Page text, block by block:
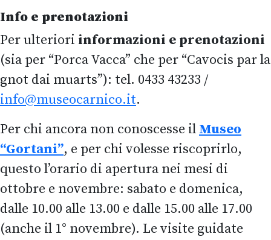
Info e prenotazioni
Per ulteriori informazioni e prenotazioni
(sia per “Porca Vacca” che per “Cavocis par la
gnot dai muarts”): tel. 0433 43233 /
info@museocarnico.it.
Per chi ancora non conoscesse il Museo
“Gortani”, e per chi volesse riscoprirlo,
questo l’orario di apertura nei mesi di
ottobre e novembre: sabato e domenica,
dalle 10.00 alle 13.00 e dalle 15.00 alle 17.00
(anche il 1° novembre). Le visite guidate